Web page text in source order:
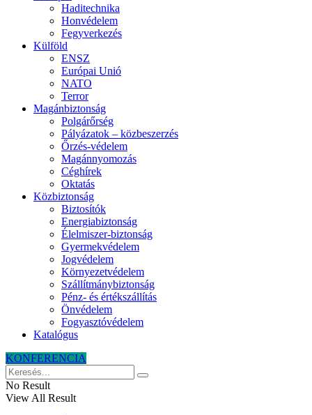
Haditechnika
Honvédelem
Fegyverkezés
Külföld
ENSZ
Európai Unió
NATO
Terror
Magánbiztonság
Polgárőrség
Pályázatok – közbeszerzés
Őrzés-védelem
Magánnyomozás
Céghírek
Oktatás
Közbiztonság
Biztosítók
Energiabiztonság
Élelmiszer-biztonság
Gyermekvédelem
Jogvédelem
Környezetvédelem
Szállítmánybiztonság
Pénz- és értékszállítás
Önvédelem
Fogyasztóvédelem
Katalógus
KONFERENCIA
No Result
View All Result